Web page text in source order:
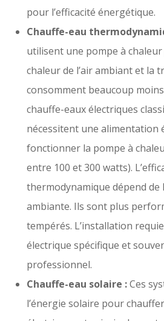
pour l’efficacité énergétique.
Chauffe-eau
utilisent une pompe à
chaleur de l’air ambiant et la
consomment beaucoup
chauffe-eaux électriques
nécessitent une alimentation
fonctionner la pompe à
entre 100 et 300 watts).
thermodynamique dépend
ambiante. Ils sont plus
tempérés. L’installation
électrique spécifique et
professionnel.
Chauffe-eau solaire :Ces
l’énergie solaire pour